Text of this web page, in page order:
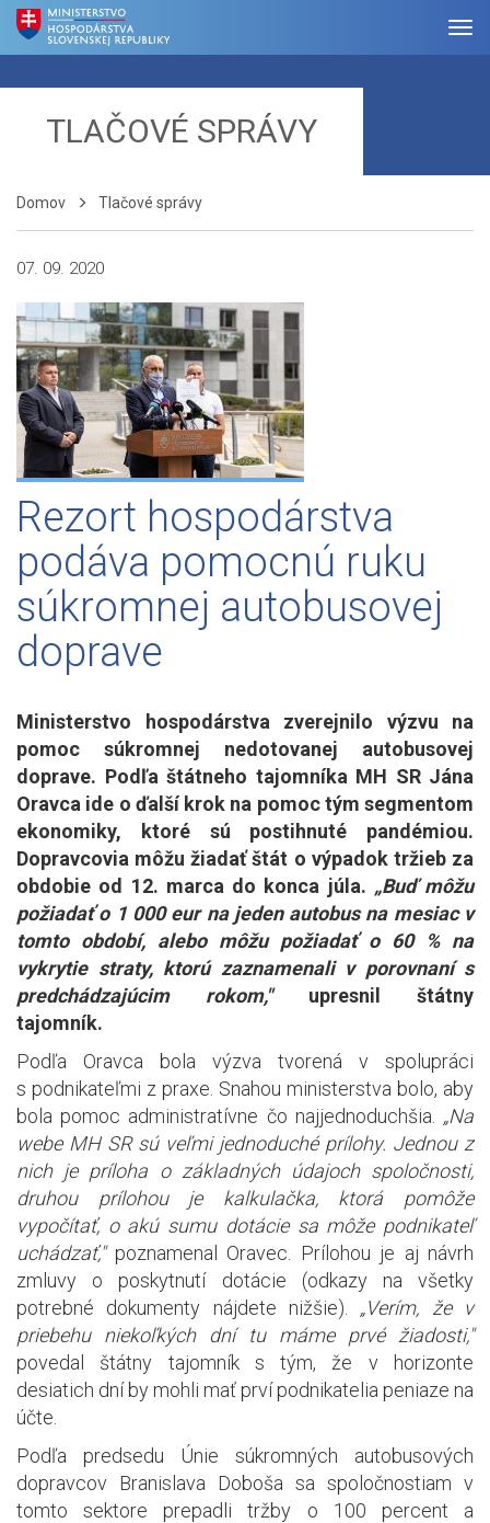
TLAČOVÉ SPRÁVY
Domov Tlačové správy
07. 09. 2020
Rezort hospodárstva
podáva pomocnú ruku
súkromnej autobusovej
doprave
Ministerstvo hospodárstva zverejnilo výzvu na
pomoc súkromnej nedotovanej autobusovej
doprave. Podľa štátneho tajomníka MH SR Jána
Oravca ide o ďalší krok na pomoc tým segmentom
ekonomiky, ktoré sú postihnuté pandémiou.
Dopravcovia môžu žiadať štát o výpadok tržieb za
obdobie od 12. marca do konca júla. „Buď môžu
požiadať o 1 000 eur na jeden autobus na mesiac v
tomto období, alebo môžu požiadať o 60 % na
vykrytie straty, ktorú zaznamenali v porovnaní s
predchádzajúcim rokom,"upresnil štátny
tajomník.
Podľa Oravca bola výzva tvorená v spolupráci
s podnikateľmi z praxe. Snahou ministerstva bolo, aby
bola pomoc administratívne čo najjednoduchšia. „Na
webe MH SR sú veľmi jednoduché prílohy. Jednou z
nich je príloha o základných údajoch spoločnosti,
druhou prílohou je kalkulačka, ktorá pomôže
vypočítať, o akú sumu dotácie sa môže podnikateľ
uchádzať," poznamenal Oravec. Prílohou je aj návrh
zmluvy o poskytnutí dotácie (odkazy na všetky
potrebné dokumenty nájdete nižšie). „Verím, že v
priebehu niekoľkých dní tu máme prvé žiadosti,"
povedal štátny tajomník s tým, že v horizonte
desiatich dní by mohli mať prví podnikatelia peniaze na
účte.
Podľa predsedu Únie súkromných autobusových
dopravcov Branislava Doboša sa spoločnostiam v
tomto sektore prepadli tržby o 100 percent a